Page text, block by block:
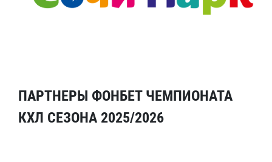
ПАРТНЕРЫ ФОНБЕТ ЧЕМПИОНАТА
КХЛ СЕЗОНА 2025/2026